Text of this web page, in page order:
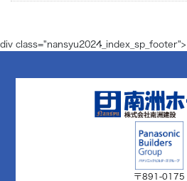
div class="nansyu2024_index_sp_footer">
〒891-0175